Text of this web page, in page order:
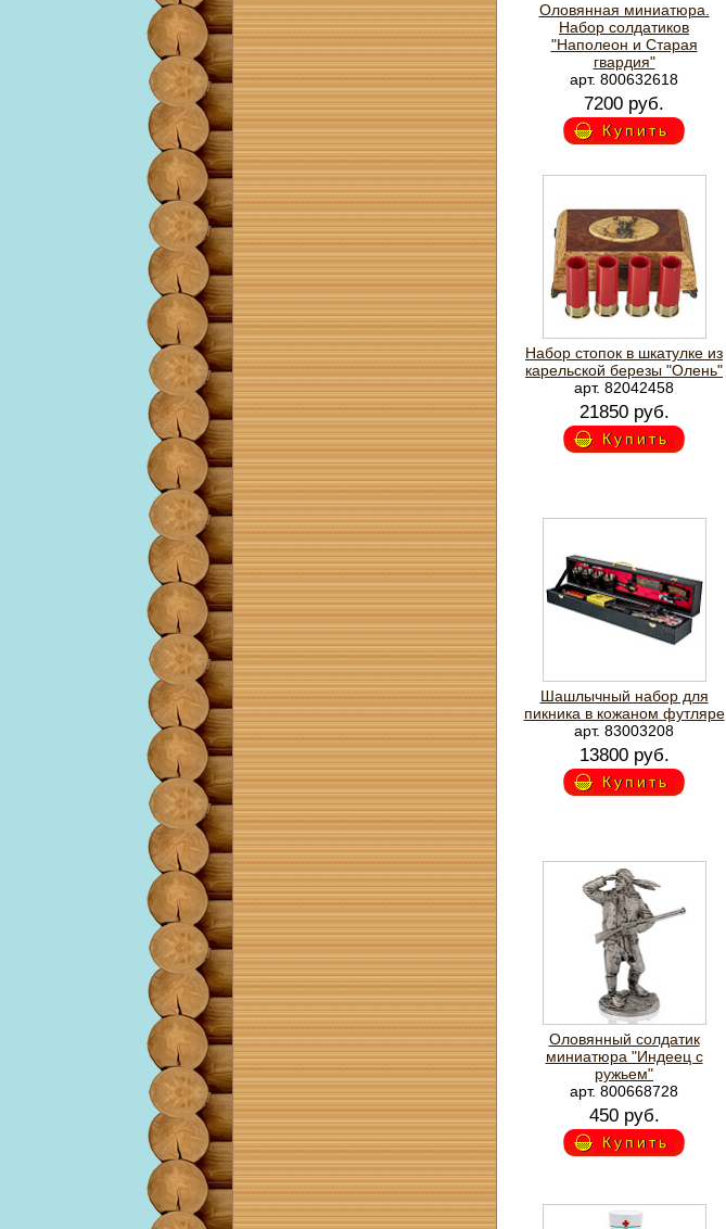
Оловянная миниатюра.
Набор солдатиков
"Наполеон и Старая
гвардия"
арт. 800632618
7200 руб.
Купить
Набор стопок в шкатулке из
карельской березы "Олень"
арт. 82042458
21850 руб.
Купить
Шашлычный набор для
пикника в кожаном футляре
арт. 83003208
13800 руб.
Купить
Оловянный солдатик
миниатюра "Индеец с
ружьем"
арт. 800668728
450 руб.
Купить